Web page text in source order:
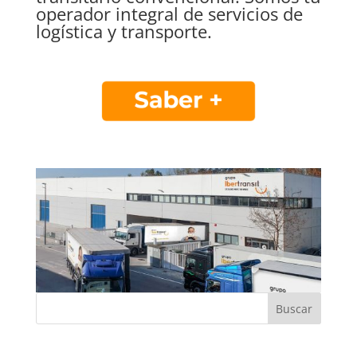
operador integral de servicios de
logística y transporte.